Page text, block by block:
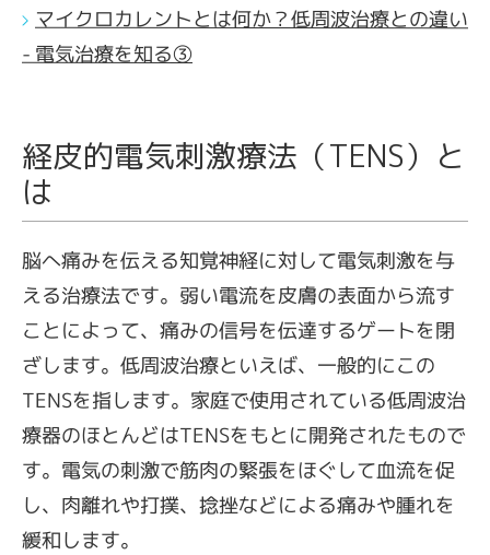
マイクロカレントとは何か？低周波治療との違い
- 電気治療を知る③
経皮的電気刺激療法（TENS）と
は
脳へ痛みを伝える知覚神経に対して電気刺激を与
える治療法です。弱い電流を皮膚の表面から流す
ことによって、痛みの信号を伝達するゲートを閉
ざします。低周波治療といえば、一般的にこの
TENSを指します。家庭で使用されている低周波治
療器のほとんどはTENSをもとに開発されたもので
す。電気の刺激で筋肉の緊張をほぐして血流を促
し、肉離れや打撲、捻挫などによる痛みや腫れを
緩和します。